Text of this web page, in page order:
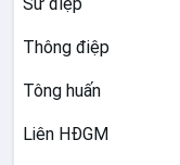
Thông điệp
Tông huấn
Liên HĐGM